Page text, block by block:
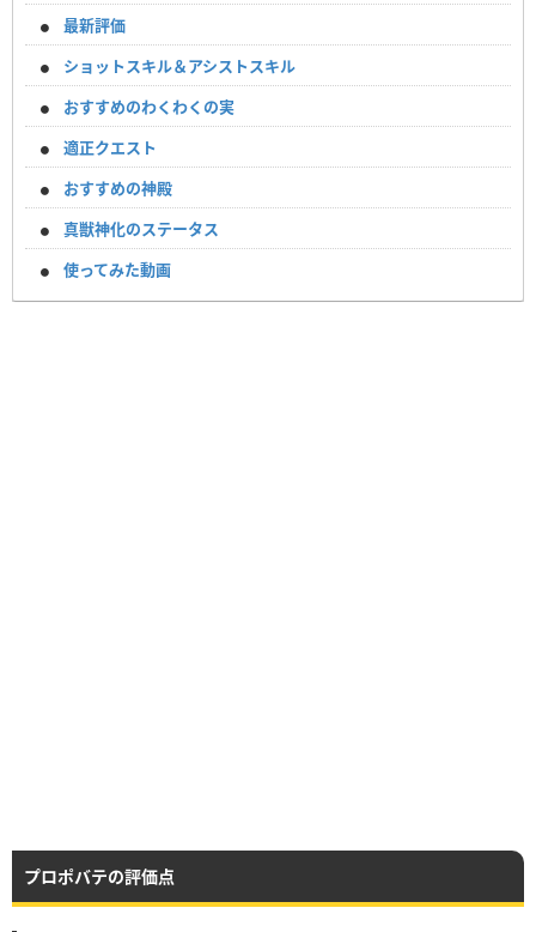
最新評価
ショットスキル＆アシストスキル
おすすめのわくわくの実
適正クエスト
おすすめの神殿
真獣神化のステータス
使ってみた動画
プロポバテの評価点